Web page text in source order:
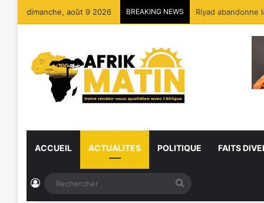
dimanche, août 9 2026 BREAKING NEWS
ACCUEIL ACTUALITES POLITIQUE FAITS
Connexion